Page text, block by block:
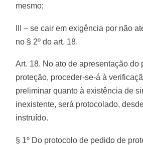
mesmo;
III – se cair em exigência por não
no § 2º do art. 18.
Art. 18. No ato de apresentação do
proteção, proceder-se-á à
preliminar quanto à existência de
inexistente, será protocolado,
instruído.
§ 1º Do protocolo de pedido de